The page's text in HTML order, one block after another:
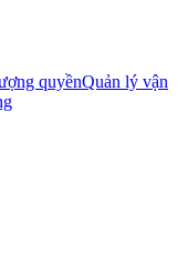
quyềnQuản lý vận